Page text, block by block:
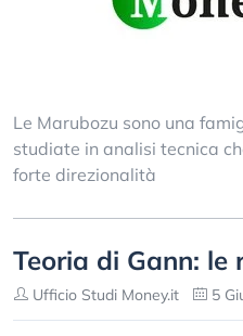
Le Marubozu sono una
studiate in analisi tecnica
forte direzionalità
Teoria di Gann: le
Ufficio Studi Money.it 5